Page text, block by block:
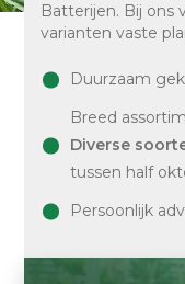
Batterijen. Bij ons
varianten vaste
Duurzaam
Breed
Diverse
tussen half
Persoonlijk